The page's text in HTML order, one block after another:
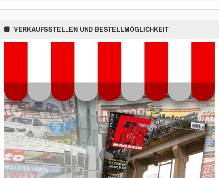
VERKAUFSSTELLEN UND BESTELLMÖGLICHKEIT